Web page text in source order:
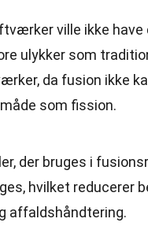
ville ikke have
ulykker som
da fusion ikke
som fission.
der bruges i
hvilket reducerer
affaldshåndtering.